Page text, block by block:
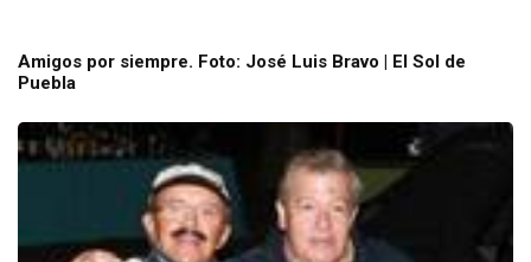
Amigos por siempre. Foto: José Luis Bravo | El Sol de
Puebla